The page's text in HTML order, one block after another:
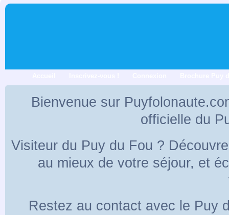
Bienvenue sur
officielle du
Visiteur du Puy du Fou ?
au mieux de votre séjour, et
Restez au contact avec le Puy